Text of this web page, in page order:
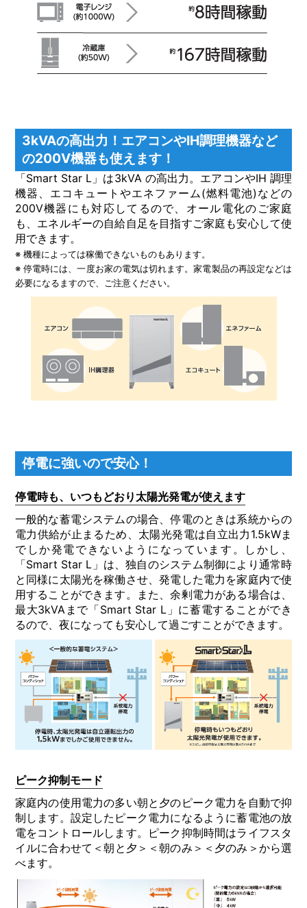
3kVAの⾼出⼒！エアコンやIH調理機器など
の200V機器も使えます！
「Smart Star L」は3kVA の⾼出⼒。エアコンやIH 調理
機器、エコキュートやエネファーム(燃料電池)などの
200V機器にも対応してるので、オール電化のご家庭
も、エネルギーの⾃給⾃⾜を⽬指すご家庭も安⼼して使
⽤できます。
※ 機種によっては稼働できないものもあります。
※ 停電時には、⼀度お家の電気は切れます。家電製品の再設定などは
必要になるますので、ご注意ください。
停電に強いので安心！
停電時も、いつもどおり太陽光発電が使えます
⼀般的な蓄電システムの場合、停電のときは系統からの
電⼒供給が⽌まるため、太陽光発電は⾃⽴出⼒1.5kWま
でしか発電できないようになっています。しかし、
「Smart Star L」は、独⾃のシステム制御により通常時
と同様に太陽光を稼働させ、発電した電⼒を家庭内で使
⽤することができます。また、余剰電⼒がある場合は、
最⼤3kVAまで「Smart Star L」に蓄電することができ
るので、夜になっても安⼼して過ごすことができます。
ピーク抑制モード
家庭内の使用電力の多い朝と夕のピーク電力を自動で抑
制します。設定したピーク電力になるように蓄電池の放
電をコントロールします。ピーク抑制時間はライフスタ
イルに合わせて＜朝と夕＞＜朝のみ＞＜夕のみ＞から選
べます。